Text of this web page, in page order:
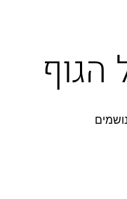
הגוף